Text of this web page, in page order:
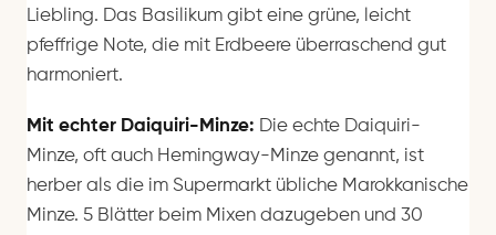
Liebling. Das Basilikum gibt eine grüne, leicht
pfeffrige Note, die mit Erdbeere überraschend gut
harmoniert.
Mit echter Daiquiri-Minze: Die echte Daiquiri-
Minze, oft auch Hemingway-Minze genannt, ist
herber als die im Supermarkt übliche Marokkanische
Minze. 5 Blätter beim Mixen dazugeben und 30